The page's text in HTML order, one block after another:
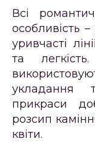
Всі
особливість –
уривчасті
та
укладання
прикраси
розсип
квіти.